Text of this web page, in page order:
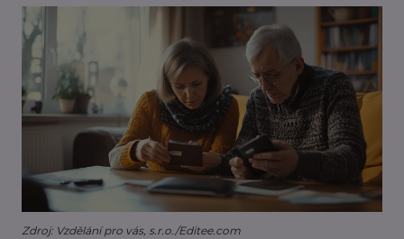
Zdroj: Vzdělání pro vás, s.r.o./Editee.com